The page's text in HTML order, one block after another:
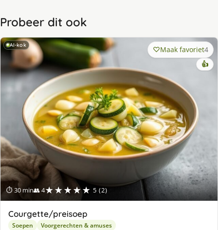
Probeer dit ook
AI-kok
⏱ 30 min👥 4★★★★★ 5 (2)
Maak favoriet4
👍
Courgette/preisoep
Soepen Voorgerechten & amuses